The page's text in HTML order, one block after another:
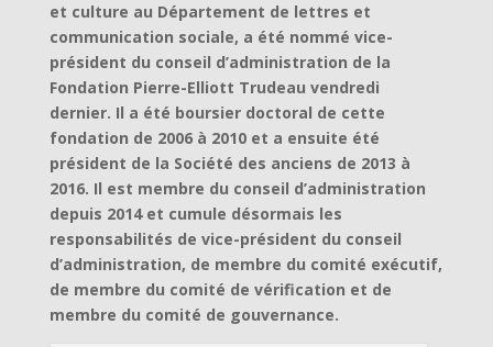
et culture au Département de lettres et
communication sociale, a été nommé vice-
président du conseil d’administration de la
Fondation Pierre-Elliott Trudeau vendredi
dernier. Il a été boursier doctoral de cette
fondation de 2006 à 2010 et a ensuite été
président de la Société des anciens de 2013 à
2016. Il est membre du conseil d’administration
depuis 2014 et cumule désormais les
responsabilités de vice-président du conseil
d’administration, de membre du comité exécutif,
de membre du comité de vérification et de
membre du comité de gouvernance.